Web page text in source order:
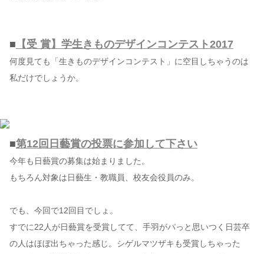
■ 【受 賞】学生きものデザインコンテスト2017
何度見ても「生きものデザインコンテスト」に空目しちゃうのは
私だけでしょうか。
■第12回日藝賞の投票に参加して下さい
今年も日藝賞の募集は始まりました。
もちろん対象は日藝生・教職員、校友会役員のみ。
でも、今回で12回目でしょ。
すでに22人が日藝賞を受賞してて、手羽がパっと思いつく日芸卒
の人はほぼ出ちゃった感じ。シゲルマツザキも受賞しちゃった